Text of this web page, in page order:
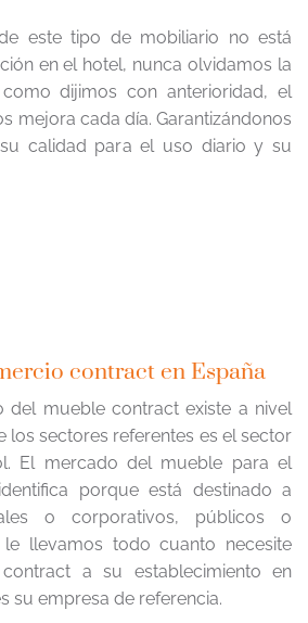
este tipo de mobiliario no está
en el hotel, nunca olvidamos la
dijimos con anterioridad, el
mejora cada día. Garantizándonos
calidad para el uso diario y su
contract en España
del mueble contract existe a nivel
los sectores referentes es el sector
El mercado del mueble para el
porque está destinado a
o corporativos, públicos o
le llevamos todo cuanto necesite
a su establecimiento en
su empresa de referencia.